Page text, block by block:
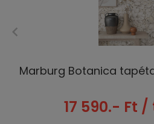
Marburg Botanica
17 590.- Ft